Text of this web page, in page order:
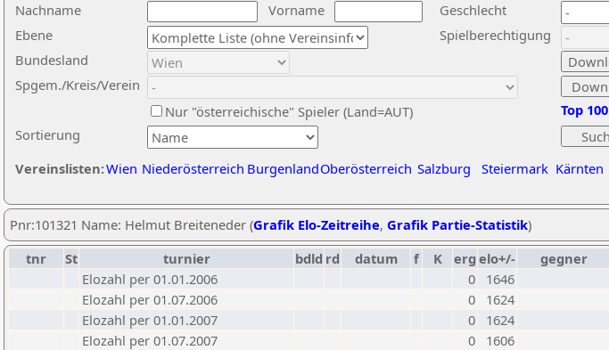
Nachname
Vorname
Ebene
Sortierung
Bundesland
Spgem./Kreis/Verein
Geschlecht
Nur "österreichische" Spieler (Land=AUT)
Spielberechtigung
Vereinslisten:Wien Niederösterreich BurgenlandOberösterreich Salzburg Steiermark Kärnten
Top 100
Pnr:101321 Name: Helmut Breiteneder (Grafik Elo-Zeitreihe, Grafik Partie-Statistik)
tnr
St turnier bdld rd datum f K erg elo+/- gegner
Elozahl per 01.01.2006
0
1646
Elozahl per 01.07.2006
0
1624
Elozahl per 01.01.2007
0
1624
Elozahl per 01.07.2007
0
1606